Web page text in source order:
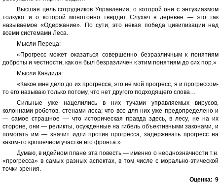
Высшая цель сотрудников Управления, о которой они с энтузиазмом
толкуют и о которой монотонно твердит Слухач в деревне — это так
называемое «Одержание». По сути, это некая победа цивилизации над
всеми системами Леса.
Мысли Переца:
«Прогресс может оказаться совершенно безразличным к понятиям
доброты и честности, как он был безразличен к этим понятиям до сих пор.»
Мысли Кандида:
«Какое мне дело до их прогресса, это не мой прогресс, я и прогрессом-
то его называю только потому, что нет другого подходящего слова…
Сильные уже нацелились в них тучами управляемых вирусов,
колоннами роботов, стенами леса; что все для них уже предопределено и
— самое страшное — что историческая правда здесь, в лесу, не на их
стороне, они — реликты, осужденные на гибель объективными законами, и
помогать им — значит идти против прогресса, задерживать прогресс на
каком-то крошечном участке его фронта.»
Думаю, в идейном плане эта повесть — именно о неоднозначности т.н.
«прогресса» в самых разных аспектах, в том числе с морально-этической
точки зрения.
Оценка: 9